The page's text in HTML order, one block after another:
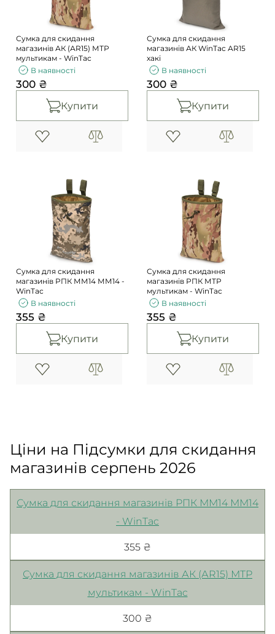
Сумка для скидання
магазинів АК (АR15) МТР
мультикам - WinTac
В наявності
300 ₴
Купити
Сумка для скидання
магазинів АК WinTac АR15
хакі
В наявності
300 ₴
Купити
Сумка для скидання
магазинів РПК ММ14 ММ14 -
WinTac
В наявності
355 ₴
Купити
Сумка для скидання
магазинів РПК МТР
мультикам - WinTac
В наявності
355 ₴
Купити
Ціни на Підсумки для скидання
магазинів серпень 2026
Сумка для скидання магазинів РПК ММ14 ММ14
- WinTac
355 ₴
Сумка для скидання магазинів АК (АR15) МТР
мультикам - WinTac
300 ₴